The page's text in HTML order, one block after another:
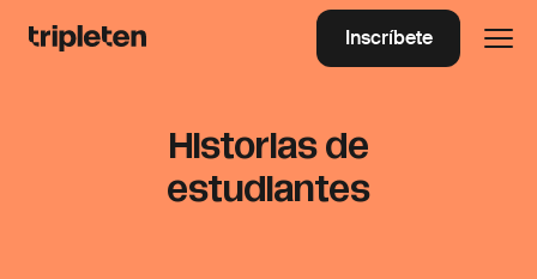
Inscríbete
Historias de
estudiantes